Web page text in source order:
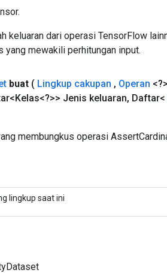
keluaran dari operasi TensorFlow
yang mewakili perhitungan input.
buat ( Lingkup cakupan , Operan
Jenis keluaran, Daftar<
membungkus operasi
lingkup saat ini